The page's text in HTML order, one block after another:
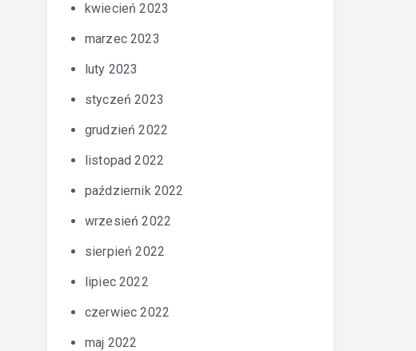
kwiecień 2023
marzec 2023
luty 2023
styczeń 2023
grudzień 2022
listopad 2022
październik 2022
wrzesień 2022
sierpień 2022
lipiec 2022
czerwiec 2022
maj 2022